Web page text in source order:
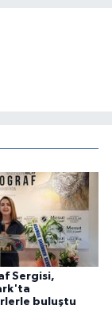
Sergisi,
buluştu